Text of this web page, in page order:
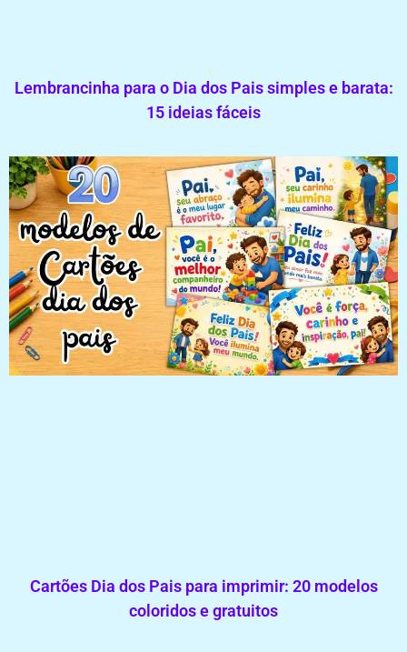
Lembrancinha para o Dia dos Pais simples e barata:
15 ideias fáceis
Cartões Dia dos Pais para imprimir: 20 modelos
coloridos e gratuitos